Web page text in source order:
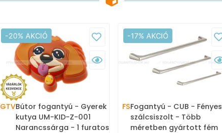
-20% AKCIÓ
GTVBútor fogantyú - Gyerek
kutya UM-KID-Z-001
Narancssárga - 1 furatos -
-17% AKCIÓ
FSFogantyú - CUB - Fényes
szálcsiszolt - Több
méretben gyártott fém